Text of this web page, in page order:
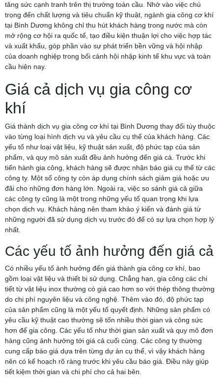
tăng sức cạnh tranh trên thị trường toàn cầu. Nhờ vào việc chú
trọng đến chất lượng và tiêu chuẩn kỹ thuật, ngành gia công cơ khí
tại Bình Dương không chỉ thu hút khách hàng trong nước mà còn
mở rộng cơ hội ra quốc tế, tạo điều kiện thuận lợi cho việc hợp tác
và xuất khẩu, góp phần vào sự phát triển bền vững và hội nhập
của doanh nghiệp trong bối cảnh hội nhập kinh tế khu vực và toàn
cầu hiện nay.
Giá cả dịch vụ gia công cơ
khí
Giá thành dịch vụ gia công cơ khí tại Bình Dương thay đổi tùy thuộc
vào từng loại hình dịch vụ và yêu cầu cụ thể của khách hàng. Các
yếu tố như loại vật liệu, kỹ thuật sản xuất, độ phức tạp của sản
phẩm, và quy mô sản xuất đều ảnh hưởng đến giá cả. Trước khi
tiến hành gia công, khách hàng sẽ được nhận báo giá cụ thể từ các
công ty. Một số công ty còn áp dụng chính sách giảm giá hoặc ưu
đãi cho những đơn hàng lớn. Ngoài ra, việc so sánh giá cả giữa
các công ty cũng là một trong những yếu tố quan trọng khi lựa
chọn dịch vụ. Khách hàng nên tham khảo ý kiến và đánh giá từ
những người đã sử dụng dịch vụ trước đó để có sự lựa chọn hợp lý
nhất.
Các yếu tố ảnh hưởng đến giá cả
Có nhiều yếu tố ảnh hưởng đến giá thành gia công cơ khí, bao
gồm loại vật liệu và thiết bị sử dụng. Chẳng hạn, gia công các chi
tiết từ vật liệu inox thường có giá cao hơn so với thép thông thường
do chi phí nguyên liệu và công nghệ. Thêm vào đó, độ phức tạp
của sản phẩm cũng là một yếu tố quyết định. Những sản phẩm có
yêu cầu kỹ thuật cao thường sẽ tốn nhiều thời gian và công sức
hơn để gia công. Các yếu tố như thời gian sản xuất và quy mô đơn
hàng cũng ảnh hưởng tới giá cả cuối cùng. Các công ty thường
cung cấp báo giá dựa trên từng dự án cụ thể, vì vậy khách hàng
nên có kế hoạch rõ ràng trước khi yêu cầu báo giá. Điều này giúp
tiết kiệm thời gian và chi phí cho cả hai bên.